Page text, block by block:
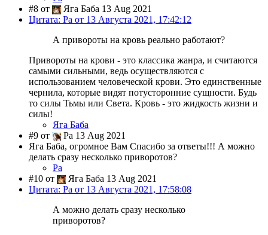
#8 от
Яга Баба 13 Aug 2021
Цитата: Ра от 13 Августа 2021, 17:42:12
А привороты на кровь реально работают?
Привороты на крови - это классика жанра, и считаются
самыми сильными, ведь осуществляются с
использованием человеческой крови. Это единственные
чернила, которые видят потусторонние сущности. Будь
то силы Тьмы или Света. Кровь - это жидкость жизни и
силы!
Яга Баба
#9 от
Ра 13 Aug 2021
Яга Баба, огромное Вам Спасибо за ответы!!! А можно
делать сразу несколько приворотов?
Ра
#10 от
Яга Баба 13 Aug 2021
Цитата: Ра от 13 Августа 2021, 17:58:08
А можно делать сразу несколько
приворотов?